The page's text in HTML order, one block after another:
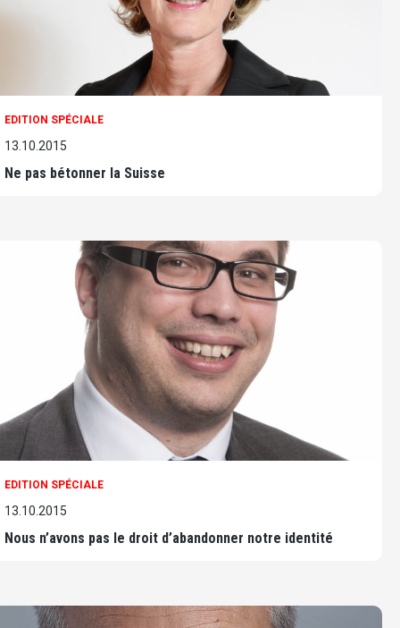
EDITION SPÉCIALE
13.10.2015
Ne pas bétonner la Suisse
EDITION SPÉCIALE
13.10.2015
Nous n’avons pas le droit d’abandonner notre identité